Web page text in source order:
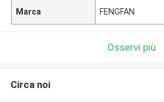
Marca FENGFAN
Osservi più
Circa noi